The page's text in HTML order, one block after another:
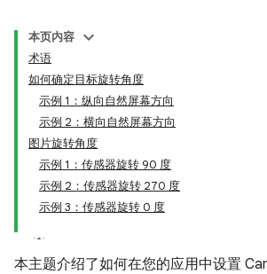
本页内容
术语
如何确定目标旋转角度
示例 1：纵向自然屏幕方向
示例 2：横向自然屏幕方向
图片旋转角度
示例 1：传感器旋转 90 度
示例 2：传感器旋转 270 度
示例 3：传感器旋转 0 度
本主题介绍了如何在您的应用中设置